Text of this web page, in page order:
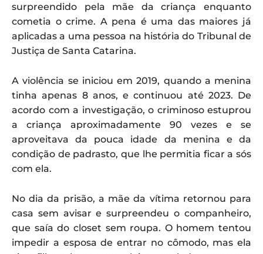
surpreendido pela mãe da criança enquanto
cometia o crime. A pena é uma das maiores já
aplicadas a uma pessoa na história do Tribunal de
Justiça de Santa Catarina.
A violência se iniciou em 2019, quando a menina
tinha apenas 8 anos, e continuou até 2023. De
acordo com a investigação, o criminoso estuprou
a criança aproximadamente 90 vezes e se
aproveitava da pouca idade da menina e da
condição de padrasto, que lhe permitia ficar a sós
com ela.
No dia da prisão, a mãe da vítima retornou para
casa sem avisar e surpreendeu o companheiro,
que saía do closet sem roupa. O homem tentou
impedir a esposa de entrar no cômodo, mas ela